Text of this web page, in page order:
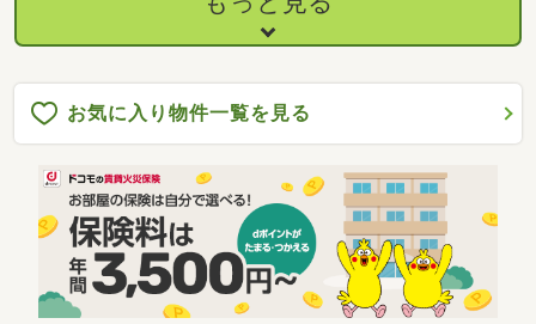
お気に入り物件一覧を見る